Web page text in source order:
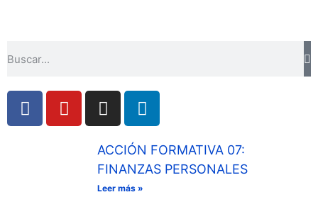
ACCIÓN FORMATIVA 07:
FINANZAS PERSONALES
Leer más »